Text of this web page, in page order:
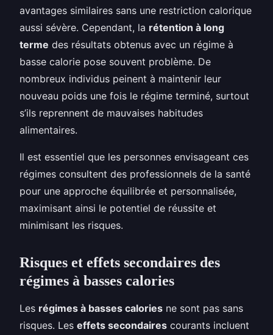
avantages similaires sans une restriction calorique
aussi sévère. Cependant, la rétention à long
terme des résultats obtenus avec un régime à
basse calorie pose souvent problème. De
nombreux individus peinent à maintenir leur
nouveau poids une fois le régime terminé, surtout
s’ils reprennent de mauvaises habitudes
alimentaires.
Il est essentiel que les personnes envisageant ces
régimes consultent des professionnels de la santé
pour une approche équilibrée et personnalisée,
maximisant ainsi le potentiel de réussite et
minimisant les risques.
Risques et effets secondaires des
régimes à basses calories
Les régimes à basses calories ne sont pas sans
risques. Les effets secondaires courants incluent